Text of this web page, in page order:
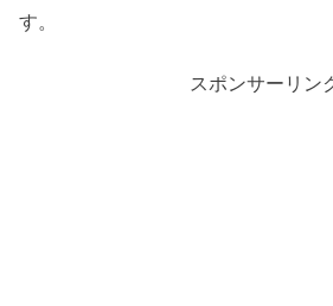
す。
スポンサーリン